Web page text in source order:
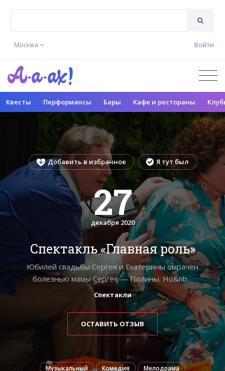
Москва Войти
Квесты Перформансы Бары Кафе и рестораны
Добавить в избранное Я тут был
27
декабря 2020
Спектакль «Главная роль»
Юбилей свадьбы Сергея и Екатерины омрачен
болезнью мамы Сергея — Полины. Но&nb…
Спектакли
ОСТАВИТЬ ОТЗЫВ
Музыкальный Комедия Мелодрама